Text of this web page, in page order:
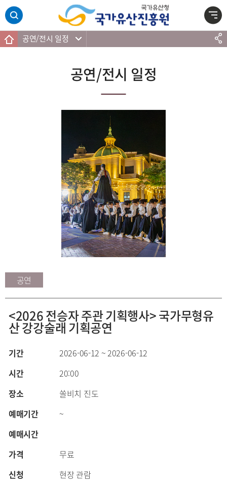
본문 바로가기
주메뉴 바로가기
하단 바로가기
공연/전시 일정
공연/전시 일정
공연
<2026 전승자 주관 기획행사> 국가무형유
산 강강술래 기획공연
기간
2026-06-12 ~ 2026-06-12
시간
20:00
장소
쏠비치 진도
예매기간
~
예매시간
가격
무료
신청
현장 관람